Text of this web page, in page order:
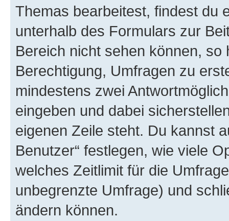
Themas bearbeitest, findest du
unterhalb des Formulars zur
Bereich nicht sehen können,
Berechtigung, Umfragen zu
mindestens zwei
eingeben und dabei
eigenen Zeile steht. Du kannst
Benutzer“ festlegen, wie viele
welches Zeitlimit für die
unbegrenzte Umfrage) und
ändern können.